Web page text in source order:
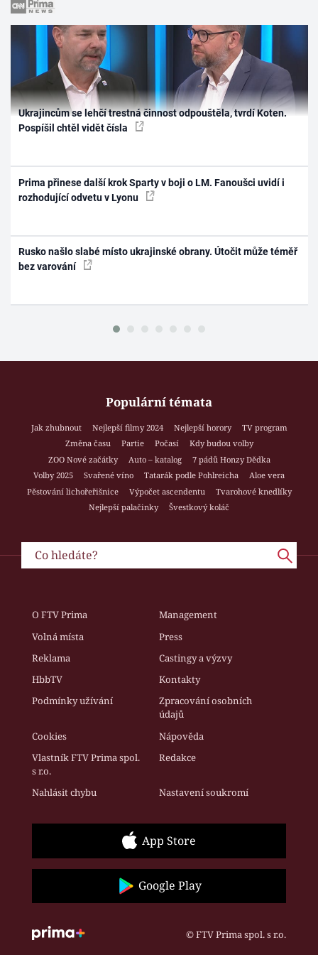
Ukrajincům se lehčí trestná činnost odpouštěla, tvrdí Koten.
Pospíšil chtěl vidět čísla
Prima přinese další krok Sparty v boji o LM. Fanoušci uvidí i
rozhodující odvetu v Lyonu
Rusko našlo slabé místo ukrajinské obrany. Útočit může téměř
bez varování
Populární témata
Jak zhubnout Nejlepší filmy 2024 Nejlepší horory
TV program
Změna času
Partie Počasí
Kdy budou volby
ZOO Nové začátky
Auto – katalog
7 pádů Honzy Dědka
Volby 2025
Svařené víno Tatarák podle Pohlreicha
Aloe vera
Pěstování lichořeřišnice
Výpočet ascendentu
Tvarohové knedlíky
Nejlepší palačinky
Švestkový koláč
O FTV Prima
Management
Volná místa
Press
Reklama
Castingy a výzvy
HbbTV
Kontakty
Podmínky užívání
Zpracování osobních
údajů
Cookies
Nápověda
Vlastník FTV Prima spol.
s r.o.
Redakce
Nahlásit chybu Nastavení soukromí
App Store
Google Play
© FTV Prima spol. s r.o.